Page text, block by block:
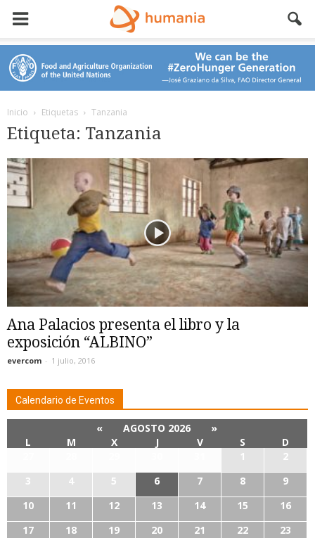
Inicio Etiquetas Tanzania
Etiqueta: Tanzania
Ana Palacios presenta el libro y la
exposición “ALBINO”
evercom - 1 julio, 2016
Calendario de Eventos
« AGOSTO 2026
»
L
M X J V S
D
1
2
3
4 5 6 7 8
9
10
11 12 13 14 15
16
17
18 19 20 21 22
23